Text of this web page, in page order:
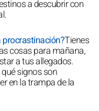
a descubrir con
procrastinación?Tienes
cosas para mañana,
a tus allegados.
signos son
en la trampa de la